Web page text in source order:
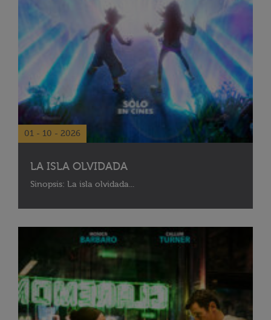
01 - 10 - 2026
LA ISLA OLVIDADA
Sinopsis: La isla olvidada...